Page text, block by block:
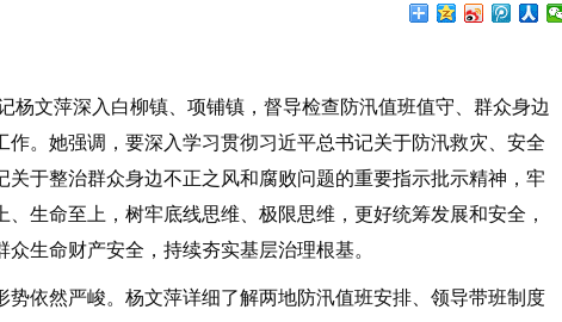
文萍深入白柳镇、项铺镇，督导检查防汛值班值守、群众身边
。她强调，要深入学习贯彻习近平总书记关于防汛救灾、安全
于整治群众身边不正之风和腐败问题的重要指示批示精神，牢
生命至上，树牢底线思维、极限思维，更好统筹发展和安全，
生命财产安全，持续夯实基层治理根基。
依然严峻。杨文萍详细了解两地防汛值班安排、领导带班制度